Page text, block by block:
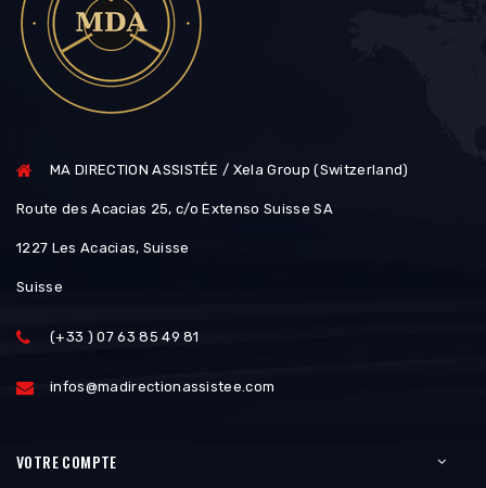
MA DIRECTION ASSISTÉE / Xela Group (Switzerland)
Route des Acacias 25, c/o Extenso Suisse SA
1227 Les Acacias, Suisse
Suisse
(+33 ) 07 63 85 49 81
infos@madirectionassistee.com
VOTRE COMPTE